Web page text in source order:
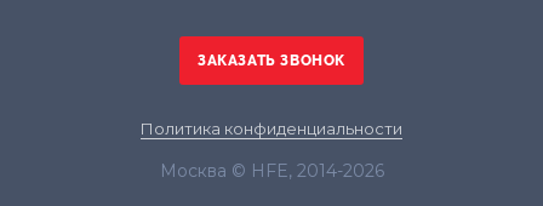
Политика конфиденциальности
Москва © HFE, 2014-2026